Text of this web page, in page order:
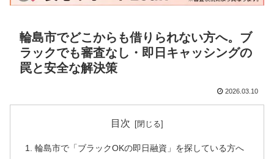
輪島市でどこからも借りられない方へ。ブ
ラックでも審査なし・即日キャッシングの
罠と安全な解決策
2026.03.10
目次
輪島市で「ブラックOKの即日融資」を探している方へ